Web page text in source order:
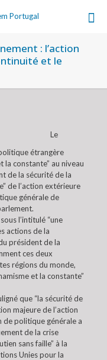
: l’action
et le
Le
étrangère
la constante” au niveau
de la sécurité de la
de l’action extérieure
générale de
l’intitulé “une
actions de la
président de la
ces deux
régions du monde,
et la constante”
que “la sécurité de
majeure de l’action
de politique générale a
de la crise
sans faille” à la
Unies pour la